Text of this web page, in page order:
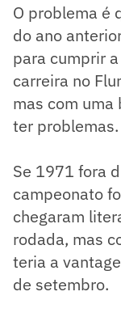
O problema é
do ano
para cumprir
carreira no
mas com uma
ter problemas.
Se 1971 fora
campeonato
chegaram
rodada, mas
teria a
de setembro.